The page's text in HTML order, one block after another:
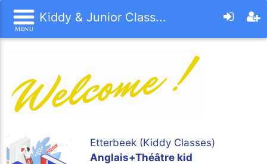
Kiddy & Junior Class...
Etterbeek (Kiddy Classes)
Anglais+Théâtre kid